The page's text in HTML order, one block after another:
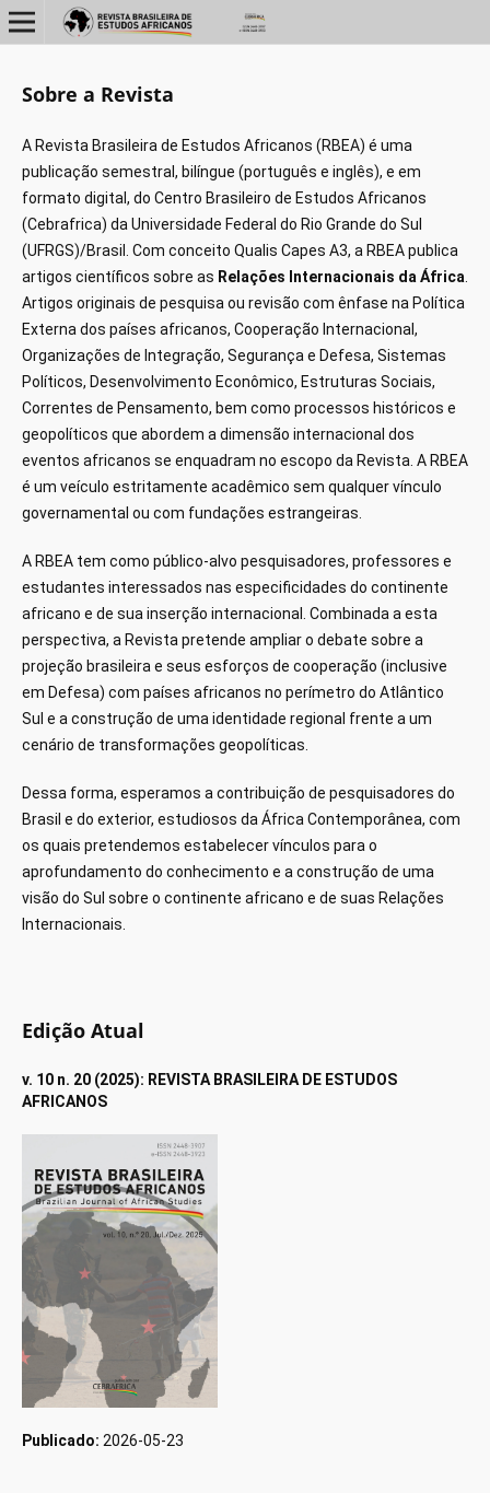
Sobre a Revista
A Revista Brasileira de Estudos Africanos (RBEA) é uma
publicação semestral, bilíngue (português e inglês), e em
formato digital, do Centro Brasileiro de Estudos Africanos
(Cebrafrica) da Universidade Federal do Rio Grande do Sul
(UFRGS)/Brasil. Com conceito Qualis Capes A3, a RBEA publica
artigos científicos sobre as Relações Internacionais da África
Artigos originais de pesquisa ou revisão com ênfase na Política
Externa dos países africanos, Cooperação Internacional,
Organizações de Integração, Segurança e Defesa, Sistemas
Políticos, Desenvolvimento Econômico, Estruturas Sociais,
Correntes de Pensamento, bem como processos históricos e
geopolíticos que abordem a dimensão internacional dos
eventos africanos se enquadram no escopo da Revista. A RBEA
é um veículo estritamente acadêmico sem qualquer vínculo
governamental ou com fundações estrangeiras.
A RBEA tem como público-alvo pesquisadores, professores e
estudantes interessados nas especificidades do continente
africano e de sua inserção internacional. Combinada a esta
perspectiva, a Revista pretende ampliar o debate sobre a
projeção brasileira e seus esforços de cooperação (inclusive
em Defesa) com países africanos no perímetro do Atlântico
Sul e a construção de uma identidade regional frente a um
cenário de transformações geopolíticas.
Dessa forma, esperamos a contribuição de pesquisadores do
Brasil e do exterior, estudiosos da África Contemporânea, com
os quais pretendemos estabelecer vínculos para o
aprofundamento do conhecimento e a construção de uma
visão do Sul sobre o continente africano e de suas Relações
Internacionais.
Edição Atual
v. 10 n. 20 (2025): REVISTA BRASILEIRA DE ESTUDOS
AFRICANOS
Publicado: 2026-05-23